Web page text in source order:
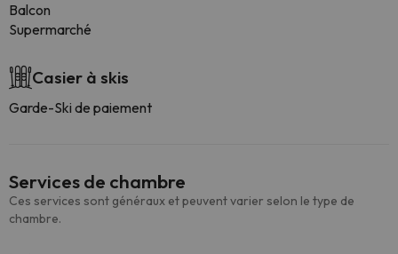
Balcon
Supermarché
Casier à skis
Garde-Ski de paiement
Services de chambre
Ces services sont généraux et peuvent varier selon le type de
chambre.